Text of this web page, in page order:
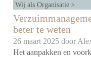
Wij als Organisatie
beter te weten
26 maart 2025 door
Het aanpakken en